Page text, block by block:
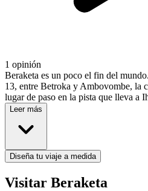
1 opinión
Beraketa es un poco el fin del
13, entre Betroka y Ambovombe, la
lugar de paso en la pista que lleva a
Leer más
Diseña tu viaje a medida
Visitar Beraketa